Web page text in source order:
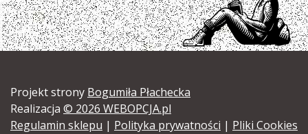
Projekt strony Bogumiła Płachecka
Realizacja © 2026 WEBOPCJA.pl
Regulamin sklepu | Polityka prywatności | Pliki Cookies